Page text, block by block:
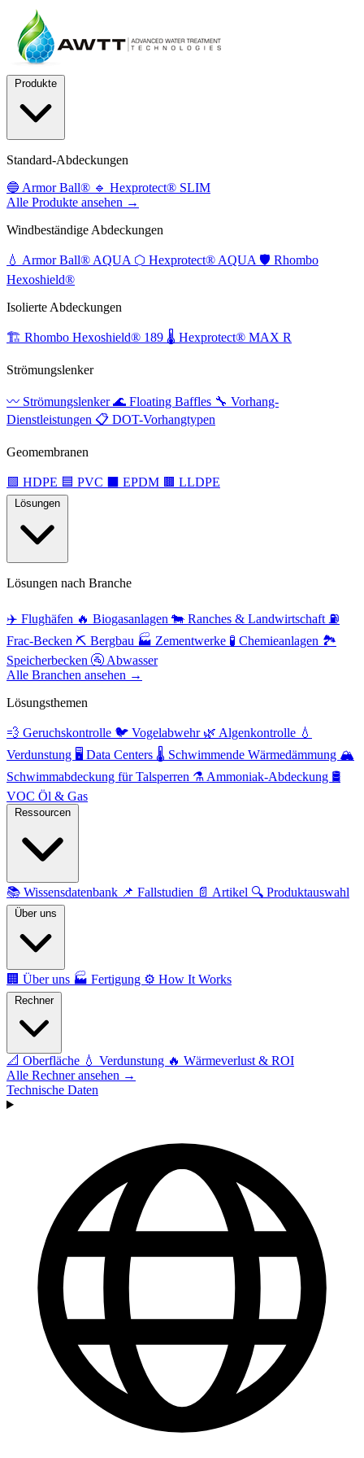
Standard-Abdeckungen
🔵 Armor Ball® 🔹 Hexprotect® SLIM
Alle Produkte ansehen →
Windbeständige Abdeckungen
💧 Armor Ball® AQUA ⬡ Hexprotect® AQUA 🛡️ Rhombo
Hexoshield®
Isolierte Abdeckungen
🏗️ Rhombo Hexoshield® 189 🌡️ Hexprotect® MAX R
Strömungslenker
〰️ Strömungslenker🌊 Floating Baffles 🔧 Vorhang-
Dienstleistungen 📋 DOT-Vorhangtypen
Geomembranen
🟩 HDPE 🟦 PVC EPDM 🟫 LLDPE
Lösungen nach Branche
✈️ Flughäfen 🔥 Biogasanlagen 🐄 Ranches & Landwirtschaft ⛽
Frac-Becken ⛏️ Bergbau 🏭 Zementwerke 🧪 Chemieanlagen 🏞️
Speicherbecken 🚰 Abwasser
Alle Branchen ansehen →
Lösungsthemen
💨 Geruchskontrolle 🐦 Vogelabwehr 🌿 Algenkontrolle 💧
Verdunstung 🖥️ Data Centers 🌡️ Schwimmende Wärmedämmung 🏔️
Schwimmabdeckung für Talsperren ⚗️ Ammoniak-Abdeckung 🛢️
VOC Öl & Gas
📚 Wissensdatenbank 📌 Fallstudien 📄 Artikel 🔍 Produktauswahl
🏢 Über uns 🏭 Fertigung ⚙️ How It Works
Rechner
📐 Oberfläche 💧 Verdunstung 🔥 Wärmeverlust & ROI
Alle Rechner ansehen →
Technische Daten